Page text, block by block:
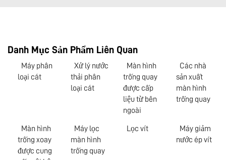
Danh Mục Sản Phẩm Liên Quan
Máy phân
loại cát
Xử lý nước
thải phân
loại cát
Màn hình
trống quay
được cấp
liệu từ bên
ngoài
Các nhà
sản xuất
màn hình
trống quay
Màn hình
trống xoay
được cung
Máy lọc
màn hình
trống quay
Lọc vít
Máy giảm
nước ép vít